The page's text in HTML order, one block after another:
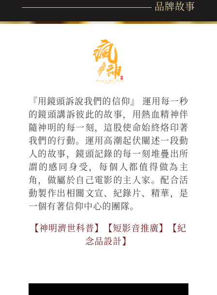
品牌故事
『用鏡頭訴說我們的信仰』 運用每一秒
的鏡頭講訴彼此的故事，用熱血精神伴
隨神明的每一刻，這股使命始終烙印著
我們的行動。運用高潮起伏闡述一段動
人的故事，鏡頭記錄的每一刻堆疊出所
謂的感同身受，每個人都值得做為主
角，做屬於自己電影的主人家。配合活
動製作出相關文宣、紀錄片、精華，是
一個有著信仰中心的團隊。
【神明濟世科普】【短影音推廣】【紀
念品設計】